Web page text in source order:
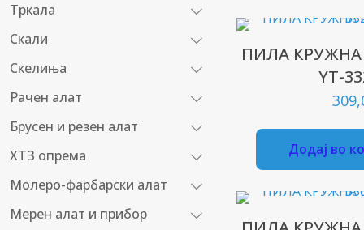
Тркала
Скали
Скелиња
Рачен алат
Брусен и резен алат
ХТЗ опрема
Молеро-фарбарски алат
Мерен алат и прибор
ПИЛА
YT-
Додај во